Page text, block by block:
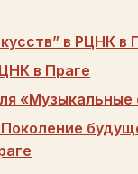
в РЦНК в
в Праге
«Музыкальные